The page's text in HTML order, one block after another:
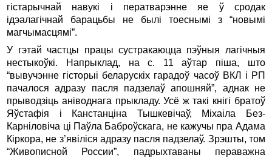
гістарычнай навукі і ператварэнне яе ў сродак
ідэалагічнай барацьбы не былі тоеснымі з “новымі
магчымасцямі”.
У гэтай частцы працы сустракаюцца пэўныя лагічныя
нестыкоўкі. Напрыклад, на с. 11 аўтар піша, што
“вывучэнне гісторыі беларускіх гарадоў часоў ВКЛ і РП
пачалося адразу пасля падзелаў апошняй”, аднак не
прыводзіць аніводнага прыкладу. Усё ж такі кнігі братоў
Яўстафія і Канстанціна Тышкевічаў, Міхаіла Без-
Карніловіча ці Паўла Баброўскага, не кажучы пра Адама
Кіркора, не з’явіліся адразу пасля падзелаў. Зрэшты, том
“Живописной России”, падрыхтаваны пераважна